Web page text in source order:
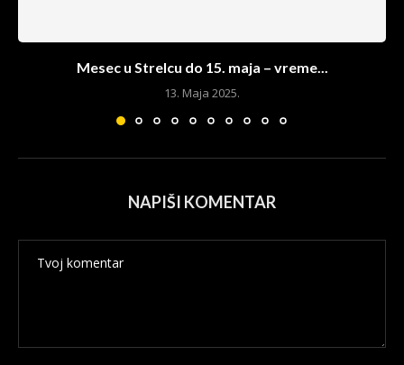
Mesec u Strelcu do 15. maja – vreme...
13. Maja 2025.
NAPIŠI KOMENTAR